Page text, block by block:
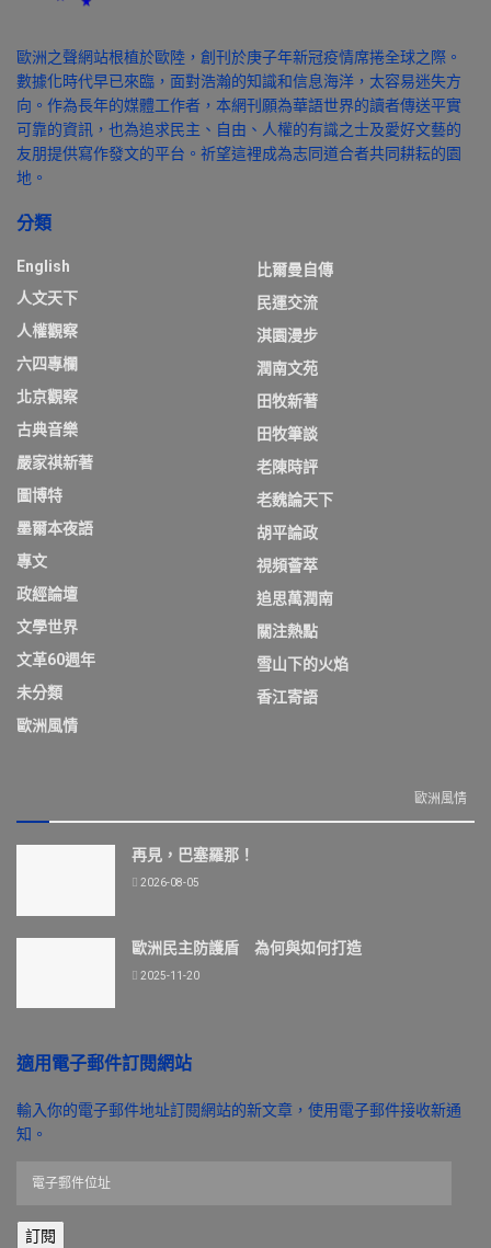
歐洲之聲網站根植於歐陸，創刊於庚子年新冠疫情席捲全球之際。
數據化時代早已來臨，面對浩瀚的知識和信息海洋，太容易迷失方
向。作為長年的媒體工作者，本網刊願為華語世界的讀者傳送平實
可靠的資訊，也為追求民主、自由、人權的有識之士及愛好文藝的
友朋提供寫作發文的平台。祈望這裡成為志同道合者共同耕耘的園
地。
分類
English
人文天下
人權觀察
六四專欄
北京觀察
古典音樂
嚴家祺新著
圖博特
墨爾本夜語
專文
政經論壇
文學世界
文革60週年
未分類
歐洲風情
比爾曼自傳
民運交流
淇園漫步
潤南文苑
田牧新著
田牧筆談
老陳時評
老魏論天下
胡平論政
視頻薈萃
追思萬潤南
關注熱點
雪山下的火焰
香江寄語
歐洲風情
再見，巴塞羅那！
2026-08-05
歐洲民主防護盾 為何與如何打造
2025-11-20
適用電子郵件訂閱網站
輸入你的電子郵件地址訂閱網站的新文章，使用電子郵件接收新通
知。
郵
訂閱